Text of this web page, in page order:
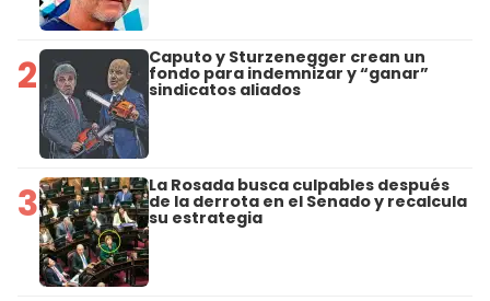
2 Caputo y Sturzenegger crean un
fondo para indemnizar y “ganar”
sindicatos aliados
3 La Rosada busca culpables después
de la derrota en el Senado y recalcula
su estrategia